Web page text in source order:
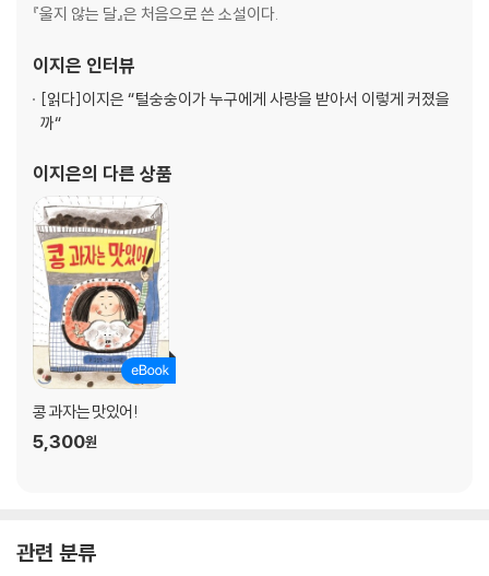
『울지 않는 달』은 처음으로 쓴 소설이다.
이지은 인터뷰
[읽다] 이지은 “털숭숭이가 누구에게 사랑을 받아서 이렇게 커졌을
까“
이지은의 다른 상품
콩 과자는 맛있어!
5,300원
관련 분류